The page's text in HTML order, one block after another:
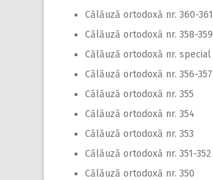
Călăuză ortodoxă nr. 360-361
Călăuză ortodoxă nr. 358-359
Călăuză ortodoxă nr. special
Călăuză ortodoxă nr. 356-357
Călăuză ortodoxă nr. 355
Călăuză ortodoxă nr. 354
Călăuză ortodoxă nr. 353
Călăuză ortodoxă nr. 351-352
Călăuză ortodoxă nr. 350